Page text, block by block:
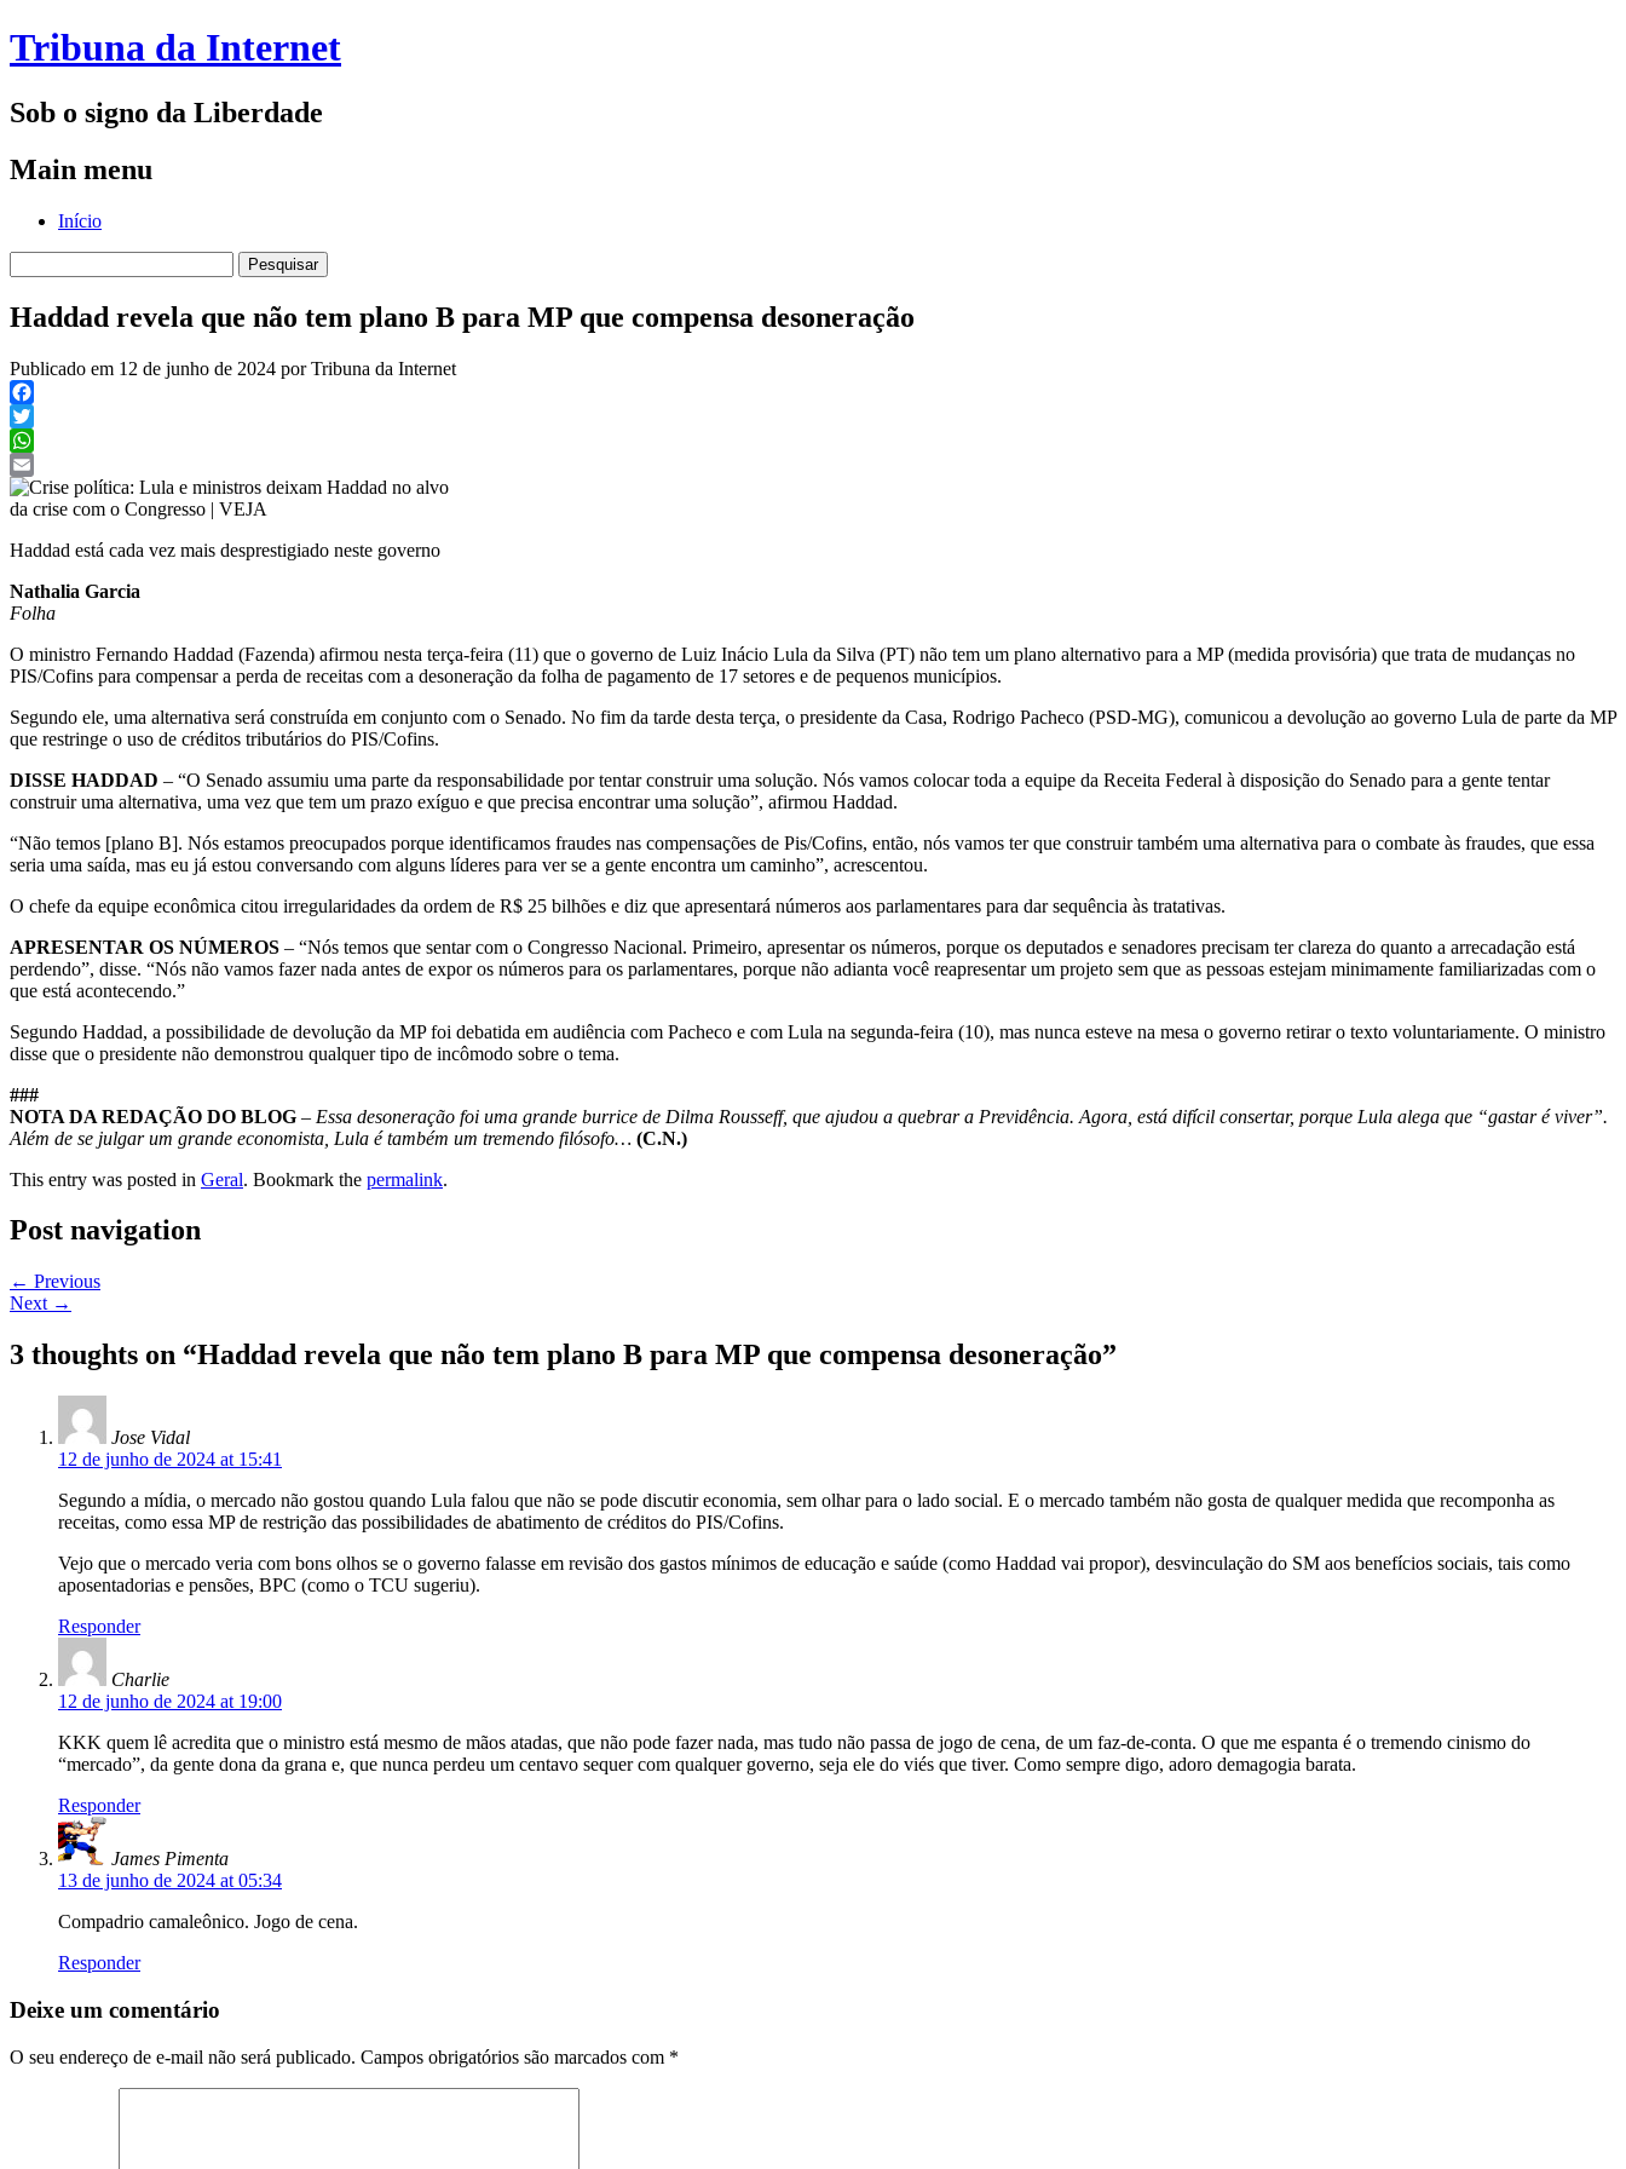
Tribuna da Internet
Sob o signo da Liberdade
Main menu
Skip
Início
por:
Haddad revela que não tem plano B para MP que compensa desoneração
Publicado em 12 de junho de 2024 por Tribuna da Internet
Facebook
Twitter
WhatsApp
Email
Haddad está cada vez mais desprestigiado neste governo
Nathalia Garcia
Folha
O ministro Fernando Haddad (Fazenda) afirmou nesta terça-feira (11) que o governo de Luiz Inácio Lula da Silva (PT) não tem um plano alternativo para a MP (medida provisória) que trata de mudanças no
PIS/Cofins para compensar a perda de receitas com a desoneração da folha de pagamento de 17 setores e de pequenos municípios.
Segundo ele, uma alternativa será construída em conjunto com o Senado. No fim da tarde desta terça, o presidente da Casa, Rodrigo Pacheco (PSD-MG), comunicou a devolução ao governo Lula de parte da MP
que restringe o uso de créditos tributários do PIS/Cofins.
DISSE HADDAD – “O Senado assumiu uma parte da responsabilidade por tentar construir uma solução. Nós vamos colocar toda a equipe da Receita Federal à disposição do Senado para a gente tentar
construir uma alternativa, uma vez que tem um prazo exíguo e que precisa encontrar uma solução”, afirmou Haddad.
“Não temos [plano B]. Nós estamos preocupados porque identificamos fraudes nas compensações de Pis/Cofins, então, nós vamos ter que construir também uma alternativa para o combate às fraudes, que essa
seria uma saída, mas eu já estou conversando com alguns líderes para ver se a gente encontra um caminho”, acrescentou.
O chefe da equipe econômica citou irregularidades da ordem de R$ 25 bilhões e diz que apresentará números aos parlamentares para dar sequência às tratativas.
APRESENTAR OS NÚMEROS – “Nós temos que sentar com o Congresso Nacional. Primeiro, apresentar os números, porque os deputados e senadores precisam ter clareza do quanto a arrecadação está
perdendo”, disse. “Nós não vamos fazer nada antes de expor os números para os parlamentares, porque não adianta você reapresentar um projeto sem que as pessoas estejam minimamente familiarizadas com o
que está acontecendo.”
Segundo Haddad, a possibilidade de devolução da MP foi debatida em audiência com Pacheco e com Lula na segunda-feira (10), mas nunca esteve na mesa o governo retirar o texto voluntariamente. O ministro
disse que o presidente não demonstrou qualquer tipo de incômodo sobre o tema.
###
NOTA DA REDAÇÃO DO BLOG – Essa desoneração foi uma grande burrice de Dilma Rousseff, que ajudou a quebrar a Previdência. Agora, está difícil consertar, porque Lula alega que “gastar é viver”.
Além de se julgar um grande economista, Lula é também um tremendo filósofo… (C.N.)
This entry was posted in Geral. Bookmark the permalink.
Post navigation
← Previous
Next →
3 thoughts on “Haddad revela que não tem plano B para MP que compensa desoneração”
Jose Vidal
12 de junho de 2024 at 15:41
Segundo a mídia, o mercado não gostou quando Lula falou que não se pode discutir economia, sem olhar para o lado social. E o mercado também não gosta de qualquer medida que recomponha as
receitas, como essa MP de restrição das possibilidades de abatimento de créditos do PIS/Cofins.
Vejo que o mercado veria com bons olhos se o governo falasse em revisão dos gastos mínimos de educação e saúde (como Haddad vai propor), desvinculação do SM aos benefícios sociais, tais como
aposentadorias e pensões, BPC (como o TCU sugeriu).
Responder
Charlie
12 de junho de 2024 at 19:00
KKK quem lê acredita que o ministro está mesmo de mãos atadas, que não pode fazer nada, mas tudo não passa de jogo de cena, de um faz-de-conta. O que me espanta é o tremendo cinismo do
“mercado”, da gente dona da grana e, que nunca perdeu um centavo sequer com qualquer governo, seja ele do viés que tiver. Como sempre digo, adoro demagogia barata.
Responder
James Pimenta
13 de junho de 2024 at 05:34
Compadrio camaleônico. Jogo de cena.
Responder
Deixe um comentário
O seu endereço de e-mail não será publicado. Campos obrigatórios são marcados com *